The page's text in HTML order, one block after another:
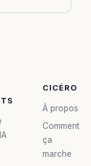
CICÉRO
À propos
Comment
ça
marche